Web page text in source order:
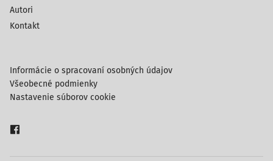
Autori
Kontakt
Informácie o spracovaní osobných údajov
Všeobecné podmienky
Nastavenie súborov cookie